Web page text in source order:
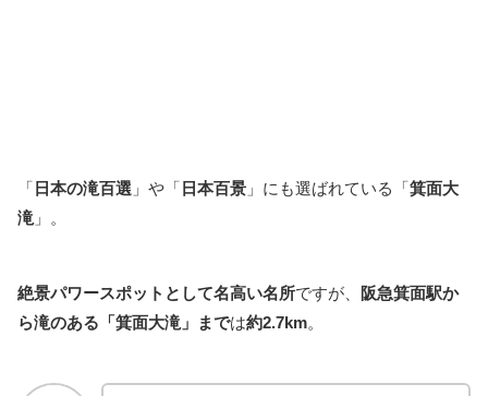
「 日本の滝百選 」や「 日本百景 」にも選ばれている「箕面大
滝 」。
絶景パワースポットとして名高い名所ですが、
阪急箕面駅か
ら滝のある「箕面大滝」までは約2.7km。